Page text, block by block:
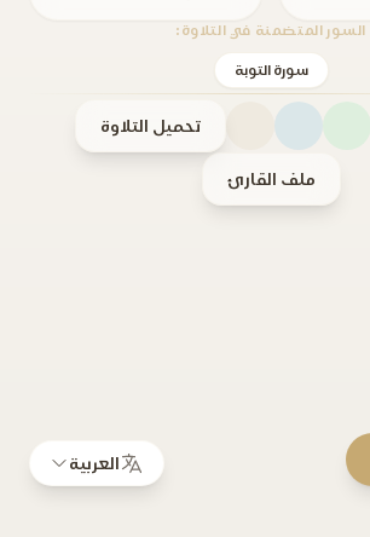
السور المتضمنة في التلاوة:
سورة التوبة
تحميل التلاوة
ملف القارئ
العربية